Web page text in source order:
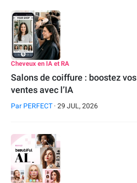
Cheveux en IA et RA
Salons de coiffure : boostez vos
ventes avec l’IA
Par PERFECT · 29 JUL, 2026